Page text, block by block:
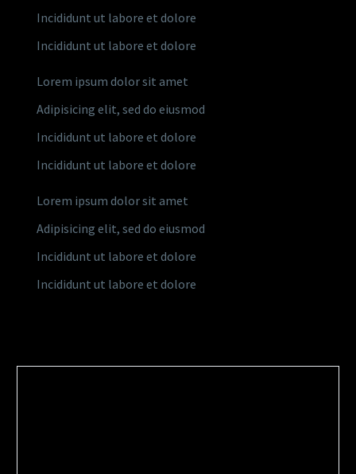
Incididunt ut labore et dolore
Incididunt ut labore et dolore
Lorem ipsum dolor sit amet
Adipisicing elit, sed do eiusmod
Incididunt ut labore et dolore
Incididunt ut labore et dolore
Lorem ipsum dolor sit amet
Adipisicing elit, sed do eiusmod
Incididunt ut labore et dolore
Incididunt ut labore et dolore